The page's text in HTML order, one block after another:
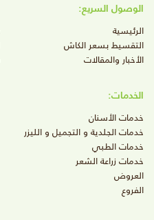
الوصول السريع:
الرئيسية
التقسيط بسعر الكاش
الأخبار والمقالات
الخدمات:
خدمات الأسنان
خدمات الجلدية و التجميل و الليزر
خدمات الطبي
خدمات زراعة الشعر
العروض
الفروع